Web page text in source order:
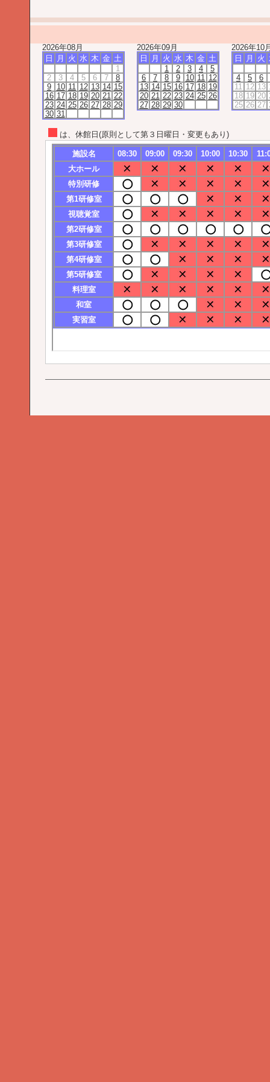
2026年08月
日
月 火 水 木 金 土
1
2
3 4 5 6 7
8
9
10 11 12 13 14 15
16 17 18 19 20 21 22
23 24 25 26 27 28 29
30 31
2026年09月
日
月 火 水 木 金 土
1
2 3 4
5
6
7 8 9 10 11 12
13 14 15 16 17 18 19
20 21 22 23 24 25 26
27 28 29 30
2026年10
日
月 火
4 5
6
11 12 13
18 19 20
25 26 27
は、休館日(原則として第３日曜日・変更もあり)